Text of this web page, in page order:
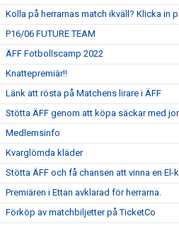
Kolla på herrarnas match ikväll? Klicka in
P16/06 FUTURE TEAM
ÄFF Fotbollscamp 2022
Knattepremiär!!
Länk att rösta på Matchens lirare i ÄFF
Stötta ÄFF genom att köpa säckar med
Medlemsinfo
Kvarglömda kläder
Stötta ÄFF och få chansen att vinna en El-
Premiären i Ettan avklarad för herrarna.
Förköp av matchbiljetter på TicketCo